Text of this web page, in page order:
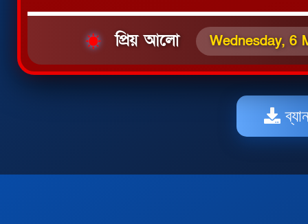
প্রিয় আলো Wednesday, 6